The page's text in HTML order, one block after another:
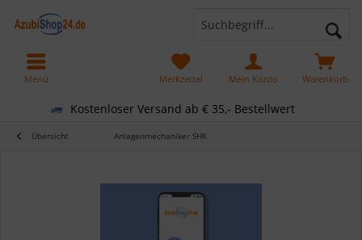
Kostenloser Versand ab € 35,- Bestellwert
Warenkorb
Merkzettel Mein Konto
Menü
Übersicht Anlagenmechaniker SHK